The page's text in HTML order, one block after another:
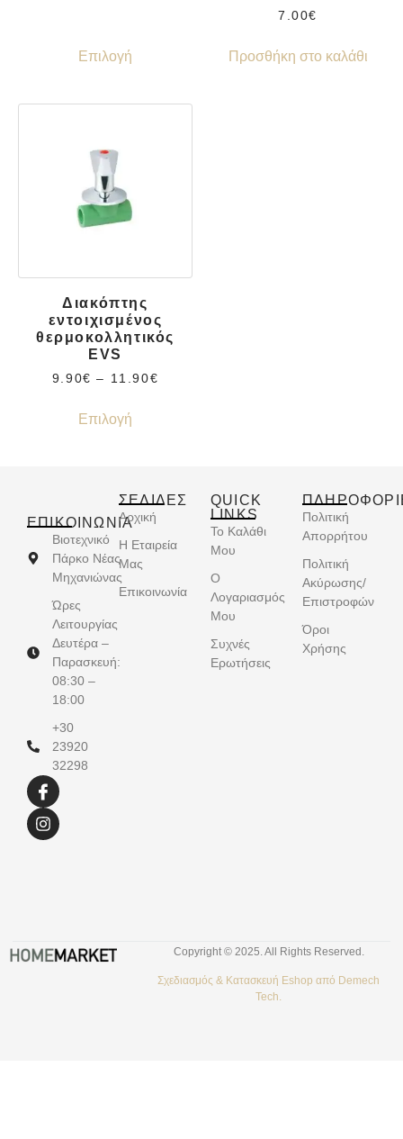
Επιλογή
7.00€
Προσθήκη στο καλάθι
Διακόπτης
εντοιχισμένος
θερμοκολλητικός
EVS
9.90€ – 11.90€
Επιλογή
ΕΠΙΚΟΙΝΩΝΊΑ
Βιοτεχνικό
Πάρκο Νέας
Μηχανιώνας
Ώρες
Λειτουργίας
Δευτέρα –
Παρασκευή:
08:30 –
18:00
+30
23920
32298
ΣΕΛΙΔΕΣ
Αρχική
Η Εταιρεία
Μας
Επικοινωνία
QUICK
LINKS
Το Καλάθι
Μου
Ο
Λογαριασμός
Μου
Συχνές
Ερωτήσεις
Πολιτική
Απορρήτου
Πολιτική
Ακύρωσης/
Επιστροφών
Όροι
Χρήσης
Copyright © 2025. All Rights Reserved.
Σχεδιασμός & Κατασκευή Eshop από Demech
Tech.